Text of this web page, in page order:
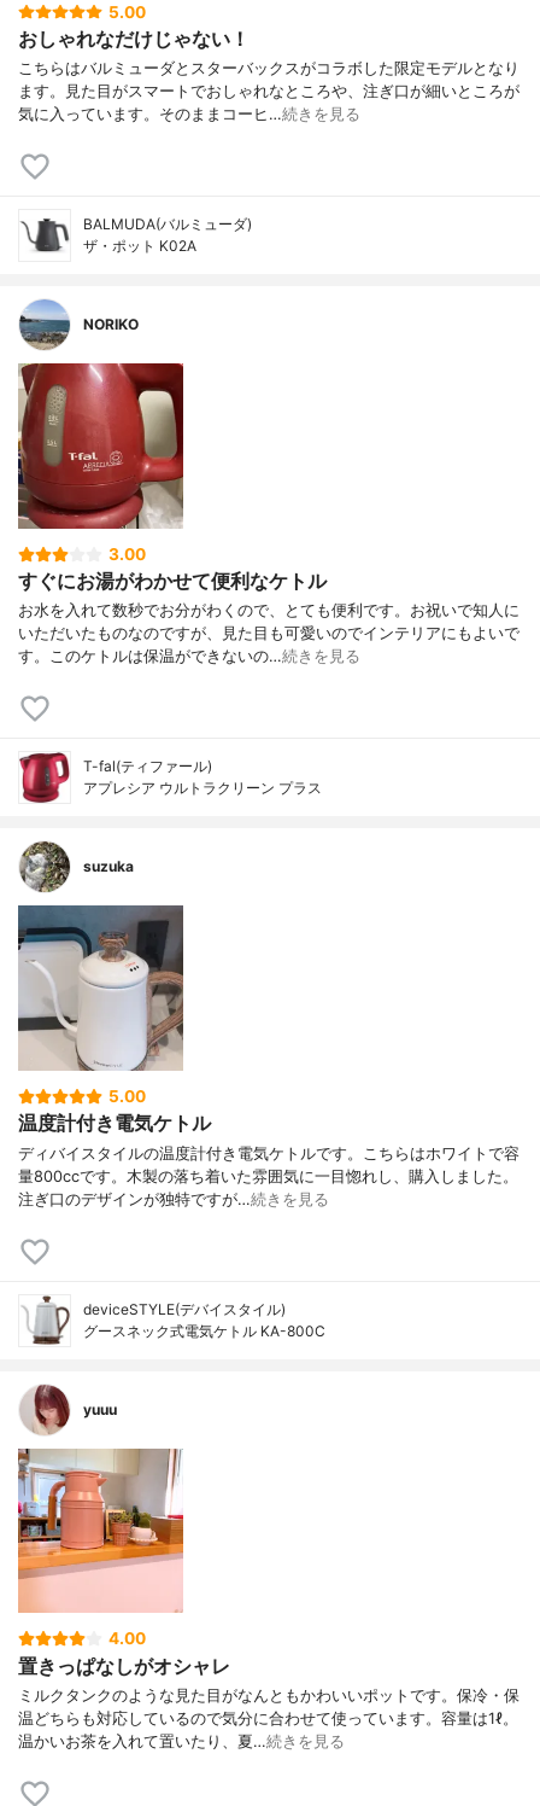
5.00
おしゃれなだけじゃない！
こちらはバルミューダとスターバックスがコラボした限定モデルとなり
ます。見た目がスマートでおしゃれなところや、注ぎ口が細いところが
気に入っています。そのままコーヒ…続きを見る
BALMUDA(バルミューダ)
ザ・ポット K02A
NORIKO
3.00
すぐにお湯がわかせて便利なケトル
お水を入れて数秒でお分がわくので、とても便利です。お祝いで知人に
いただいたものなのですが、見た目も可愛いのでインテリアにもよいで
す。このケトルは保温ができないの…続きを見る
T-fal(ティファール)
アプレシア ウルトラクリーン プラス
suzuka
5.00
温度計付き電気ケトル
ディバイスタイルの温度計付き電気ケトルです。こちらはホワイトで容
量800ccです。木製の落ち着いた雰囲気に一目惚れし、購入しました。
注ぎ口のデザインが独特ですが…続きを見る
deviceSTYLE(デバイスタイル)
グースネック式電気ケトル KA-800C
yuuu
4.00
置きっぱなしがオシャレ
ミルクタンクのような見た目がなんともかわいいポットです。保冷・保
温どちらも対応しているので気分に合わせて使っています。容量は1ℓ。
温かいお茶を入れて置いたり、夏…続きを見る